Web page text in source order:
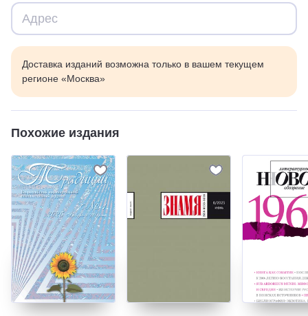
Доставка изданий возможна только в вашем текущем
регионе «Москва»
Похожие издания